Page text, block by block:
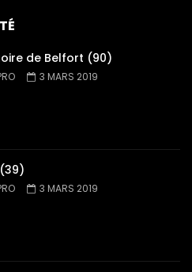
de Belfort (90)
3 MARS 2019
3 MARS 2019